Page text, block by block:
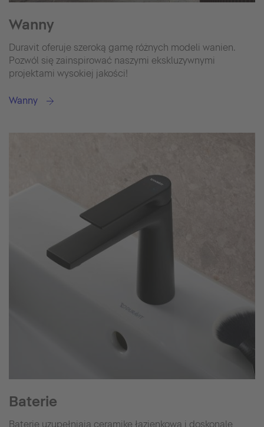
Wanny
Duravit oferuje szeroką gamę różnych modeli wanien.
Pozwól się zainspirować naszymi ekskluzywnymi
projektami wysokiej jakości!
Wanny
Baterie
Baterie uzupełniają ceramikę łazienkową i doskonale